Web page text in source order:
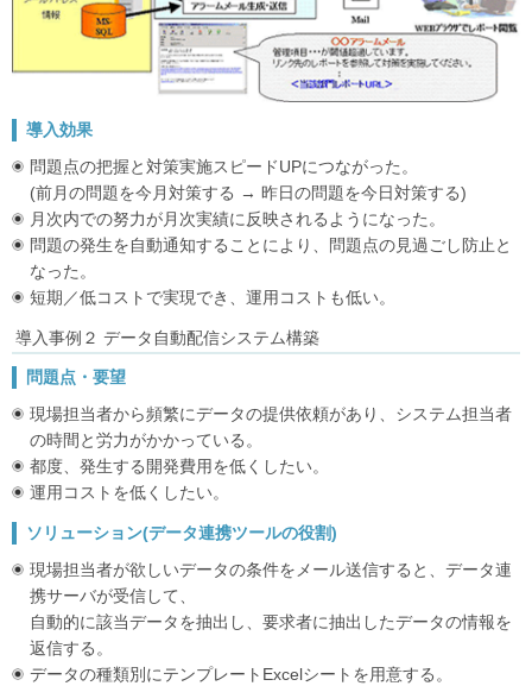
導入効果
問題点の把握と対策実施スピードUPにつながった。
(前月の問題を今月対策する → 昨日の問題を今日対策する)
月次内での努力が月次実績に反映されるようになった。
問題の発生を自動通知することにより、問題点の見過ごし防止と
なった。
短期／低コストで実現でき、運用コストも低い。
導入事例２ データ自動配信システム構築
問題点・要望
現場担当者から頻繁にデータの提供依頼があり、システム担当者
の時間と労力がかかっている。
都度、発生する開発費用を低くしたい。
運用コストを低くしたい。
ソリューション(データ連携ツールの役割)
現場担当者が欲しいデータの条件をメール送信すると、データ連
携サーバが受信して、
自動的に該当データを抽出し、要求者に抽出したデータの情報を
返信する。
データの種類別にテンプレートExcelシートを用意する。